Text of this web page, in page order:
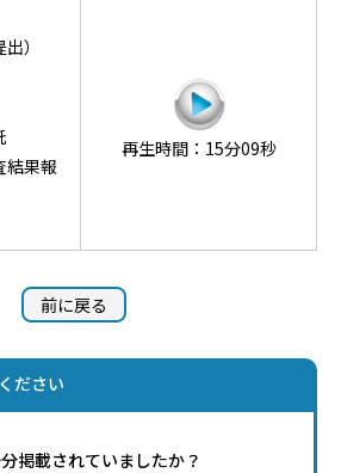
）
結果報
再生時間：15分09秒
前に戻る
ださい
掲載されていましたか？